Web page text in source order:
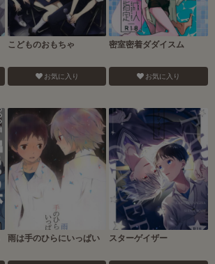
こどものおもちゃ
お気に入り
密室密着ダダイスム
お気に入り
雨は手のひらにいっぱい スターゲイザー